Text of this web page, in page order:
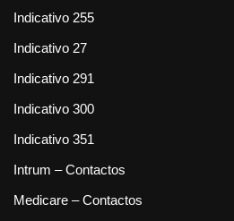
Indicativo 255
Indicativo 27
Indicativo 291
Indicativo 300
Indicativo 351
Intrum – Contactos
Medicare – Contactos